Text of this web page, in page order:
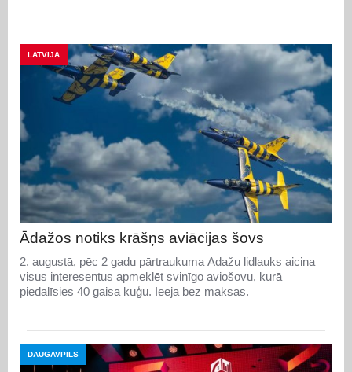
LATVIJA
Ādažos notiks krāšņs aviācijas šovs
2. augustā, pēc 2 gadu pārtraukuma Ādažu lidlauks aicina
visus interesentus apmeklēt svinīgo aviošovu, kurā
piedalīsies 40 gaisa kuģu. Ieeja bez maksas.
DAUGAVPILS